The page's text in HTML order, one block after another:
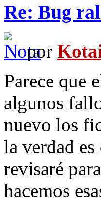
Re: Bug
por
Parece que
algunos
nuevo los
la verdad
revisaré
hacemos